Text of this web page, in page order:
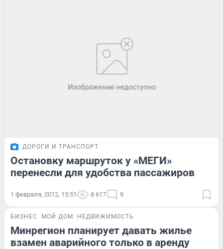
ДОРОГИ И ТРАНСПОРТ
Остановку маршруток у «МЕГИ»
перенесли для удобства пассажиров
1 февраля, 2012, 15:51 8 617 9
БИЗНЕС МОЙ ДОМ НЕДВИЖИМОСТЬ
Минрегион планирует давать жилье
взамен аварийного только в аренду